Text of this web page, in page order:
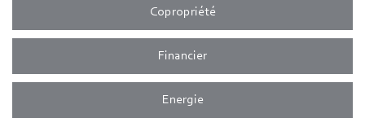
Copropriété
Financier
Energie